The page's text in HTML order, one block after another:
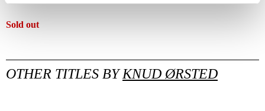
Sold out
OTHER TITLES BYKNUD ØRSTED